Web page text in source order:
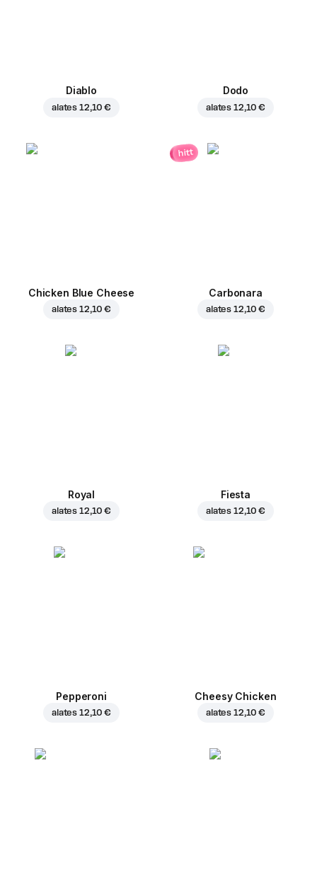
Diablo
alates 12,10 €
Dodo
alates 12,10 €
Chicken Blue Cheese
alates 12,10 €
hitt
Carbonara
alates 12,10 €
Royal
alates 12,10 €
Fiesta
alates 12,10 €
Pepperoni
alates 12,10 €
Cheesy Chicken
alates 12,10 €